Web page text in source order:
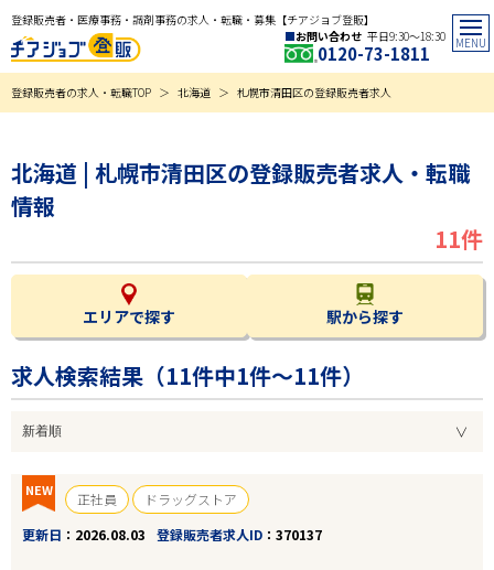
登録販売者・医療事務・調剤事務の求人・転職・募集【チアジョブ登販】
お問い合わせ 平日9:30〜18:30
0120-73-1811
登録販売者の求人・転職TOP 北海道 札幌市清田区の登録販売者求人
北海道 | 札幌市清田区の登録販売者求人・転職
情報
11件
エリアで探す 駅から探す
求人検索結果（11件中1件～11件）
NEW 正社員
ドラッグストア
更新日
2026.08.03 登録販売者求人ID 370137